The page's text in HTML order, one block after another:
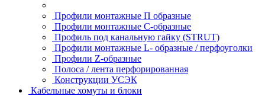
Профили монтажные П образные
Профили монтажные C-образные
Профиль под канальную гайку (STRUT)
Профили монтажные L- образные / перфоуголки
Профили Z-образные
Полоса / лента перфорированная
Конструкции УСЭК
Кабельные хомуты и блоки